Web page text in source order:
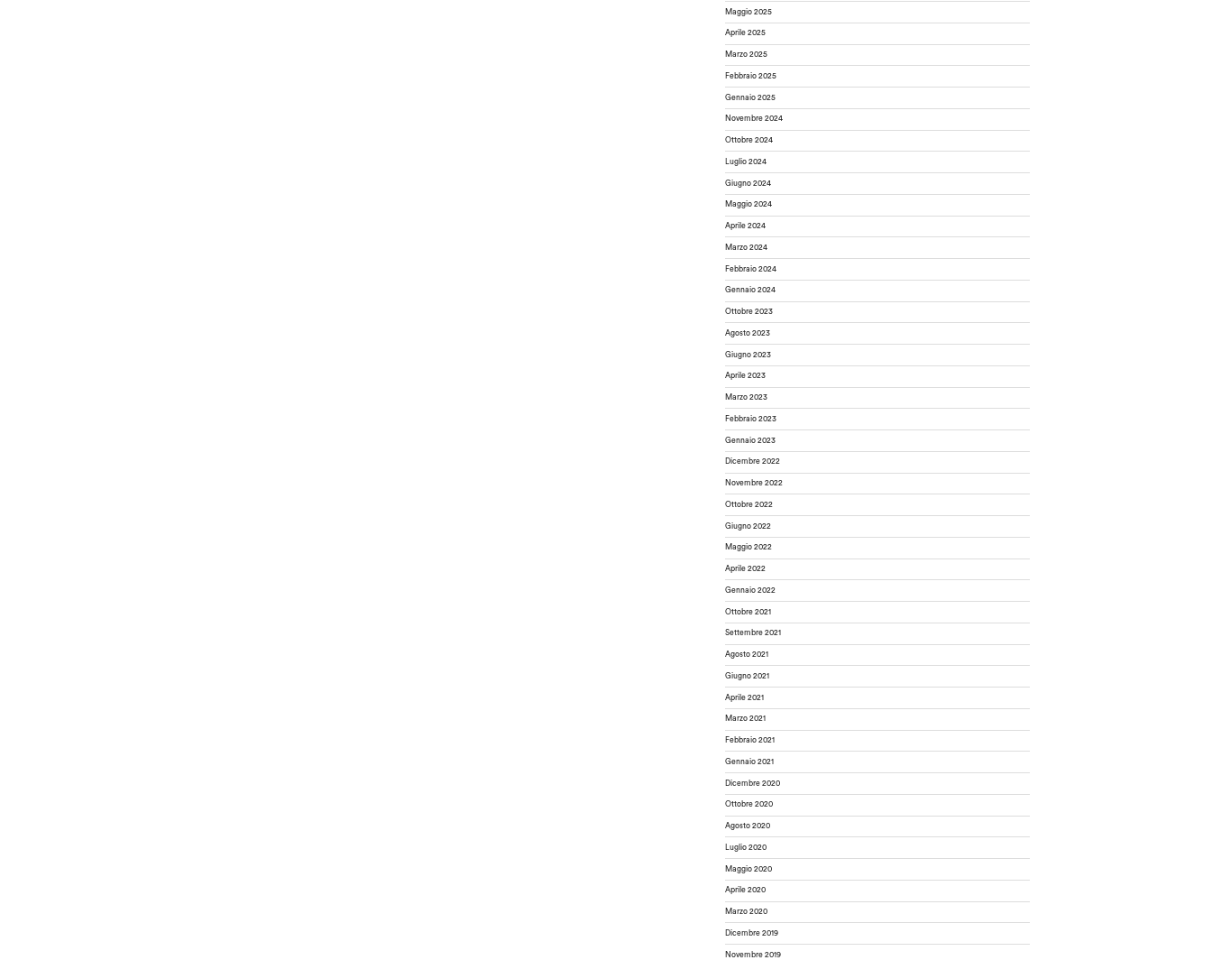
Maggio 2025
Aprile 2025
Marzo 2025
Febbraio 2025
Gennaio 2025
Novembre 2024
Ottobre 2024
Luglio 2024
Giugno 2024
Maggio 2024
Aprile 2024
Marzo 2024
Febbraio 2024
Gennaio 2024
Ottobre 2023
Agosto 2023
Giugno 2023
Aprile 2023
Marzo 2023
Febbraio 2023
Gennaio 2023
Dicembre 2022
Novembre 2022
Ottobre 2022
Giugno 2022
Maggio 2022
Aprile 2022
Gennaio 2022
Ottobre 2021
Settembre 2021
Agosto 2021
Giugno 2021
Aprile 2021
Marzo 2021
Febbraio 2021
Gennaio 2021
Dicembre 2020
Ottobre 2020
Agosto 2020
Luglio 2020
Maggio 2020
Aprile 2020
Marzo 2020
Dicembre 2019
Novembre 2019